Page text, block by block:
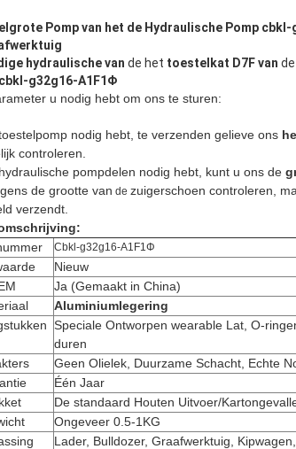
Pomp van het de Hydraulische Pomp
hydraulische van de het toestelkat D7F van de
g32g16-A1F1Φ
u nodig hebt om ons te sturen:
nodig hebt, te verzenden gelieve ons
controleren.
pompdelen nodig hebt, kunt u ons de
de grootte van de zuigerschoen controleren,
verzendt.
Cbkl-g32g16-A1F1Φ
Nieuw
Ja (Gemaakt in China)
Aluminiumlegering
Speciale Ontworpen wearable Lat, O-
duren
Geen Olielek, Duurzame Schacht, Echte
Één Jaar
De standaard Houten Uitvoer/
Ongeveer 0.5-1KG
Lader, Bulldozer, Graafwerktuig,